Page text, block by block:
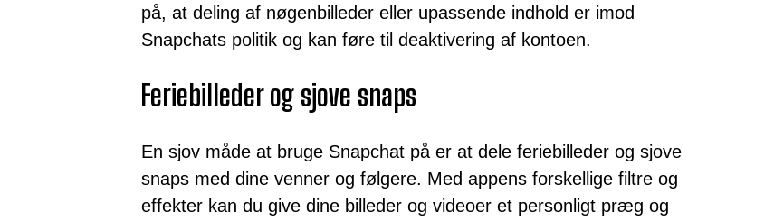
på, at deling af nøgenbilleder eller upassende indhold er imod
Snapchats politik og kan føre til deaktivering af kontoen.
Feriebilleder og sjove snaps
En sjov måde at bruge Snapchat på er at dele feriebilleder og sjove
snaps med dine venner og følgere. Med appens forskellige filtre og
effekter kan du give dine billeder og videoer et personligt præg og